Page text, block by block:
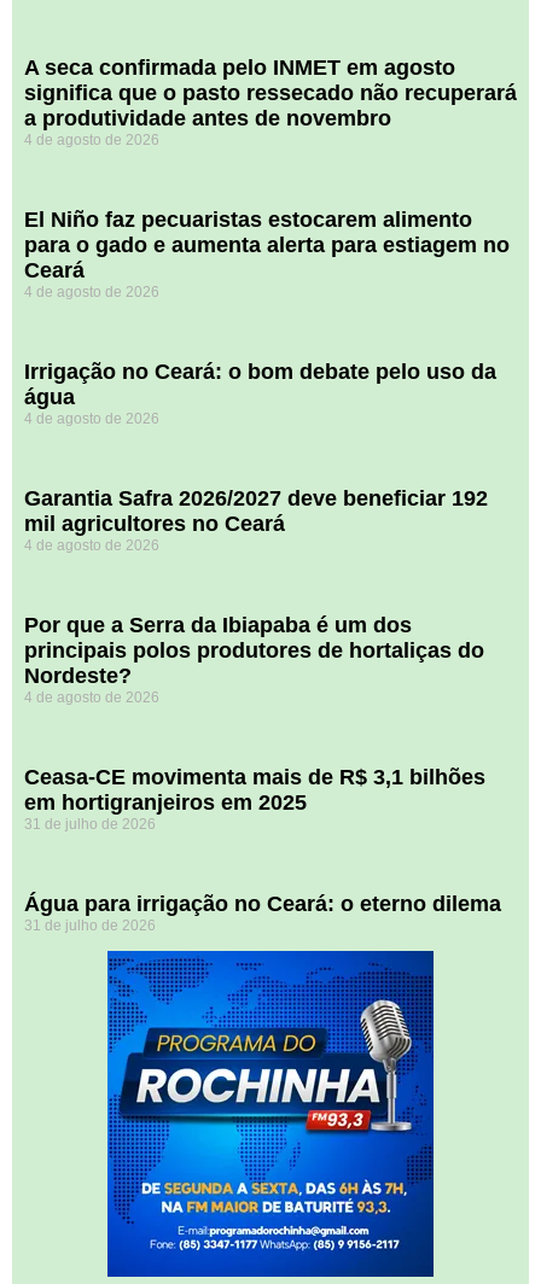
A seca confirmada pelo INMET em agosto
significa que o pasto ressecado não recuperará
a produtividade antes de novembro
4 de agosto de 2026
El Niño faz pecuaristas estocarem alimento
para o gado e aumenta alerta para estiagem no
Ceará
4 de agosto de 2026
Irrigação no Ceará: o bom debate pelo uso da
água
4 de agosto de 2026
Garantia Safra 2026/2027 deve beneficiar 192
mil agricultores no Ceará
4 de agosto de 2026
Por que a Serra da Ibiapaba é um dos
principais polos produtores de hortaliças do
Nordeste?
4 de agosto de 2026
Ceasa-CE movimenta mais de R$ 3,1 bilhões
em hortigranjeiros em 2025
31 de julho de 2026
Água para irrigação no Ceará: o eterno dilema
31 de julho de 2026